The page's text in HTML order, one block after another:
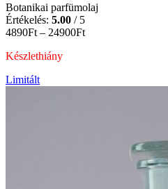
ki
Botanikai parfümolaj
Értékelés: 5.00 / 5
4890Ft – 24900FtÁrtartomány:
Készlethiány
Limitált